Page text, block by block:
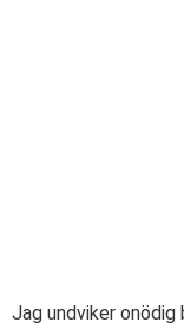
Jag undviker